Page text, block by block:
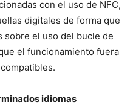
con el uso de NFC,
digitales de forma que
sobre el uso del bucle de
el funcionamiento fuera
idiomas